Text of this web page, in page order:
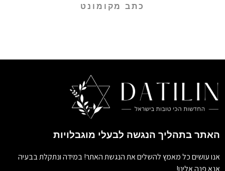
כתב מקומונט
האתר בתהליך הנגשה לבעלי מוגבלויות
אנו עושים כל מאמץ להשלים את הנגשת האתר! במידה ונתקלת בבעיה
אנא פנה אלינו!